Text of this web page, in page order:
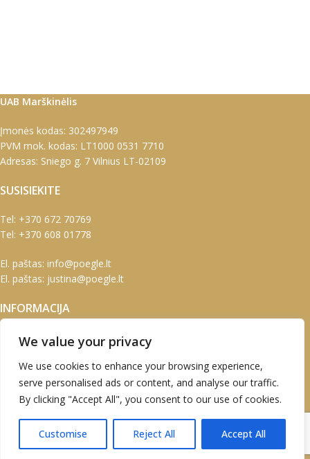
We value your privacy
We use cookies to enhance your browsing experience,
serve personalised ads or content, and analyse our traffic.
By clicking "Accept All", you consent to our use of cookies.
Customise Reject All Accept All
UAB Marškinėlis
Įmonės kodas: 302497949
PVM mok. kodas: LT1000 0531 7710
Adresas: Sniego g. 7 Vilnius LT-02109
SUSISIEKITE
Tel: +370 672 70769
Tel: +370 608 01778
El. paštas: info@poegle.lt
El. paštas: justina@poegle.lt
INFORMACIJA
Pirkimo sąlygos
Prekių pristatymas
Garantijos ir grąžinimas
Susisiekite su mumis